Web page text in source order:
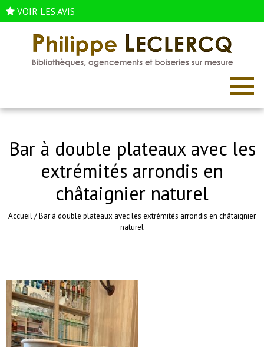
VOIR LES AVIS
Bar à double plateaux avec les
extrémités arrondis en
châtaignier naturel
Accueil/Bar à double plateaux avec les extrémités arrondis en châtaignier
naturel